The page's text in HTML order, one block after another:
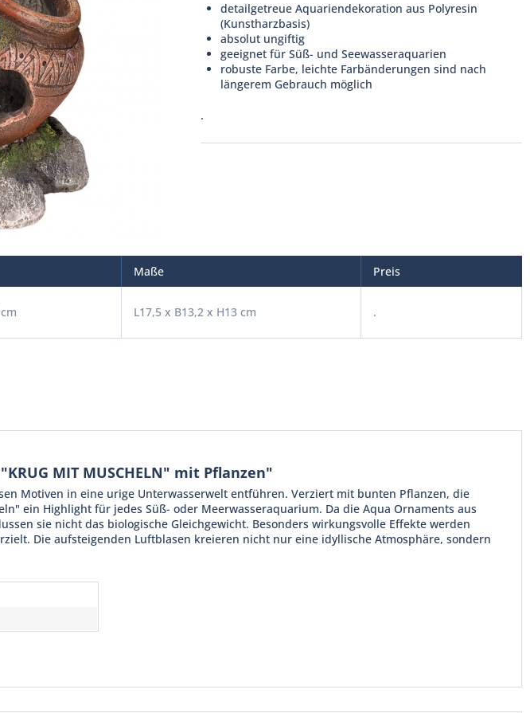
detailgetreue Aquariendekoration aus Polyresin
(Kunstharzbasis)
absolut ungiftig
geeignet für Süß- und Seewasseraquarien
robuste Farbe, leichte Farbänderungen sind nach
längerem Gebrauch möglich
.
Maße Preis
L17,5 x B13,2 x H13 cm .
MIT MUSCHELN" mit Pflanzen"
Motiven in eine urige Unterwasserwelt entführen. Verziert mit bunten Pflanzen, die
ein Highlight für jedes Süß- oder Meerwasseraquarium. Da die Aqua Ornaments aus
sie nicht das biologische Gleichgewicht. Besonders wirkungsvolle Effekte werden
Die aufsteigenden Luftblasen kreieren nicht nur eine idyllische Atmosphäre, sondern